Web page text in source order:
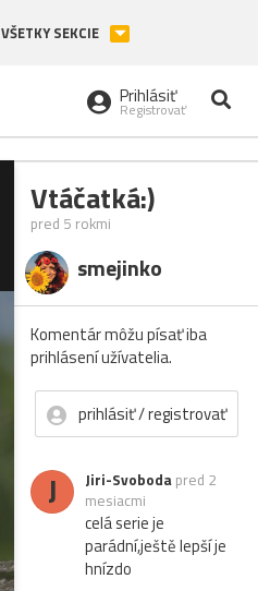
VŠETKY SEKCIE
Prihlásiť
Registrovať
Vtáčatká:)
pred 5 rokmi
smejinko
Komentár môžu písať iba
prihlásení užívatelia.
prihlásiť / registrovať
J Jiri-Svoboda pred 2
mesiacmi
celá serie je
parádní,ještě lepší je
hnízdo